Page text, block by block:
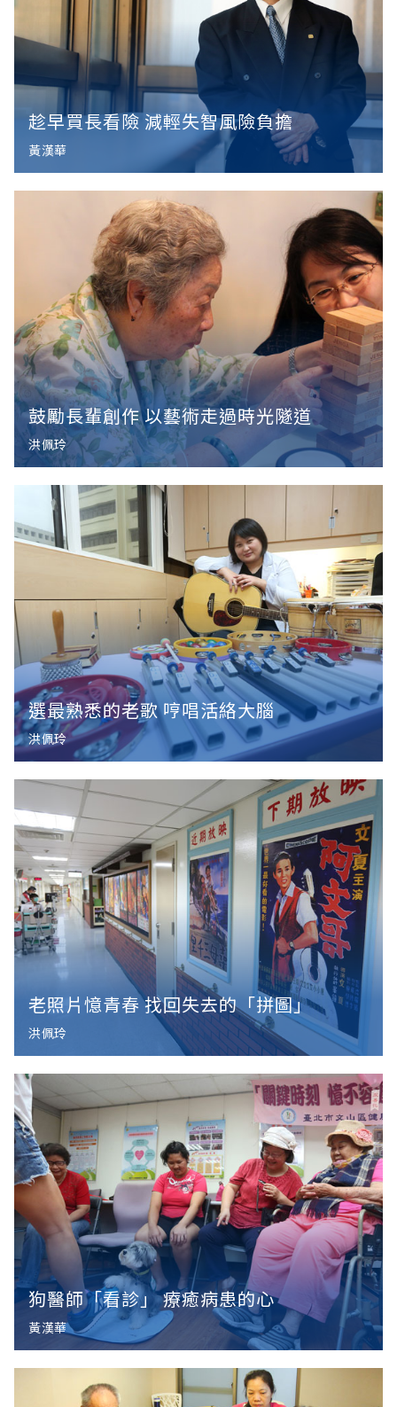
趁早買長看險 減輕失智風險負擔
黃漢華
鼓勵長輩創作 以藝術走過時光隧道
洪佩玲
選最熟悉的老歌 哼唱活絡大腦
洪佩玲
老照片憶青春 找回失去的「拼圖」
洪佩玲
狗醫師「看診」 療癒病患的心
黃漢華